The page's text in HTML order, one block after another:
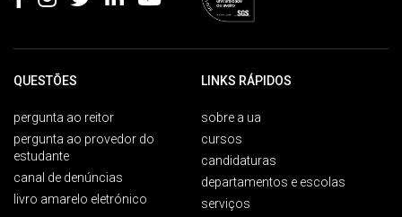
QUESTÕES
pergunta ao reitor
pergunta ao provedor do
estudante
canal de denúncias
livro amarelo eletrónico
LINKS RÁPIDOS
sobre a ua
cursos
candidaturas
departamentos e escolas
serviços